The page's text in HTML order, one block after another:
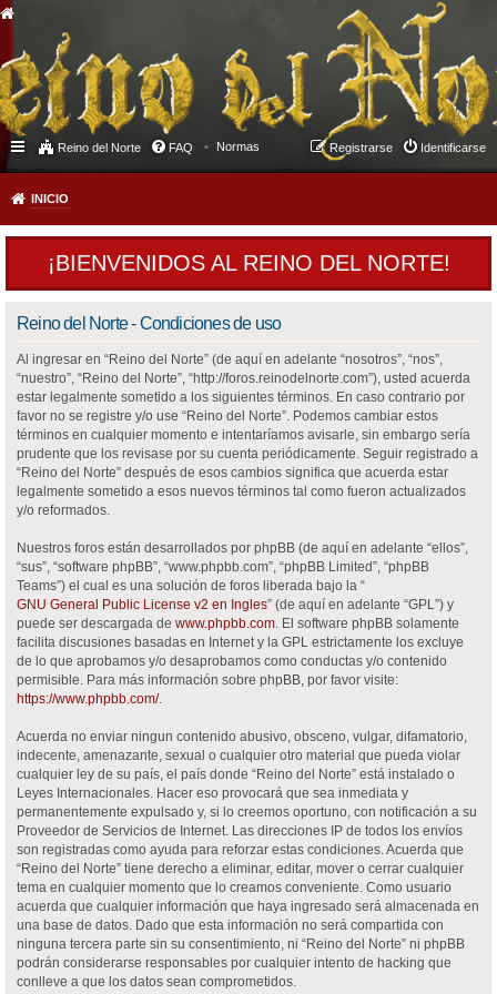
Reino del Norte FAQ Normas Identificarse
Registrarse
INICIO
¡BIENVENIDOS AL REINO DEL NORTE!
Reino del Norte - Condiciones de uso
Al ingresar en “Reino del Norte” (de aquí en adelante “nosotros”, “nos”,
“nuestro”, “Reino del Norte”, “http://foros.reinodelnorte.com”), usted acuerda
estar legalmente sometido a los siguientes términos. En caso contrario por
favor no se registre y/o use “Reino del Norte”. Podemos cambiar estos
términos en cualquier momento e intentaríamos avisarle, sin embargo sería
prudente que los revisase por su cuenta periódicamente. Seguir registrado a
“Reino del Norte” después de esos cambios significa que acuerda estar
legalmente sometido a esos nuevos términos tal como fueron actualizados
y/o reformados.
Nuestros foros están desarrollados por phpBB (de aquí en adelante “ellos”,
“sus”, “software phpBB”, “www.phpbb.com”, “phpBB Limited”, “phpBB
Teams”) el cual es una solución de foros liberada bajo la “
GNU General Public License v2 en Ingles” (de aquí en adelante “GPL”) y
puede ser descargada de www.phpbb.com. El software phpBB solamente
facilita discusiones basadas en Internet y la GPL estrictamente los excluye
de lo que aprobamos y/o desaprobamos como conductas y/o contenido
permisible. Para más información sobre phpBB, por favor visite:
https://www.phpbb.com/.
Acuerda no enviar ningun contenido abusivo, obsceno, vulgar, difamatorio,
indecente, amenazante, sexual o cualquier otro material que pueda violar
cualquier ley de su país, el país donde “Reino del Norte” está instalado o
Leyes Internacionales. Hacer eso provocará que sea inmediata y
permanentemente expulsado y, si lo creemos oportuno, con notificación a su
Proveedor de Servicios de Internet. Las direcciones IP de todos los envíos
son registradas como ayuda para reforzar estas condiciones. Acuerda que
“Reino del Norte” tiene derecho a eliminar, editar, mover o cerrar cualquier
tema en cualquier momento que lo creamos conveniente. Como usuario
acuerda que cualquier información que haya ingresado será almacenada en
una base de datos. Dado que esta información no será compartida con
ninguna tercera parte sin su consentimiento, ni “Reino del Norte” ni phpBB
podrán considerarse responsables por cualquier intento de hacking que
conlleve a que los datos sean comprometidos.